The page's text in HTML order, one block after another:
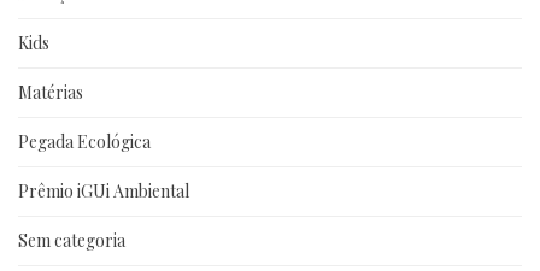
Kids
Matérias
Pegada Ecológica
Prêmio iGUi Ambiental
Sem categoria